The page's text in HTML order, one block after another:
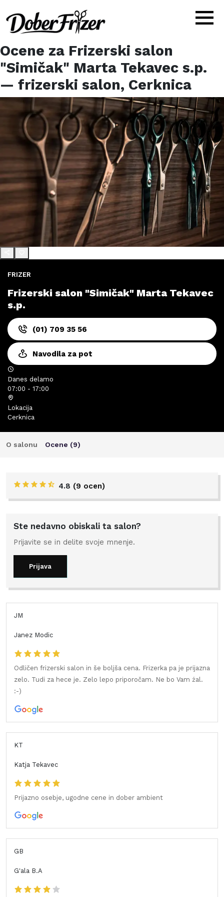
Ocene za Frizerski salon
"Simičak" Marta Tekavec s.p.
— frizerski salon, Cerknica
FRIZER
Frizerski salon "Simičak" Marta Tekavec
s.p.
(01) 709 35 56
Navodila za pot
Danes delamo
07:00 - 17:00
Lokacija
Cerknica
O salonu Ocene (9)
4.8 (9 ocen)
Ste nedavno obiskali ta salon?
Prijavite se in delite svoje mnenje.
Prijava
JM
Janez Modic
Odličen frizerski salon in še boljša cena. Frizerka pa je prijazna
zelo. Tudi za hece je. Zelo lepo priporočam. Ne bo Vam źal.
:-)
KT
Katja Tekavec
Prijazno osebje, ugodne cene in dober ambient
GB
G'ala B.A